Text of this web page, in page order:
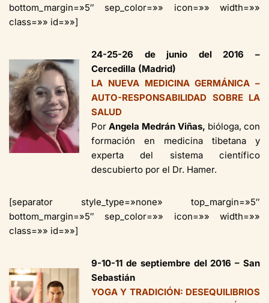
bottom_margin=»5″ sep_color=»» icon=»» width=»»
class=»» id=»»]
24-25-26 de junio del2016 –
Cercedilla (Madrid)
LA NUEVA MEDICINA GERMÁNICA –
AUTO-RESPONSABILIDAD SOBRE LA
SALUD
Por Angela Medrán Viñas, bióloga, con
formación en medicina tibetana y
experta del sistema científico
descubierto por el Dr. Hamer.
[separator style_type=»none» top_margin=»5″
bottom_margin=»5″ sep_color=»» icon=»» width=»»
class=»» id=»»]
9-10-11 de septiembre del2016 – San
Sebastián
YOGA Y TRADICIÓN: DESEQUILIBRIOS